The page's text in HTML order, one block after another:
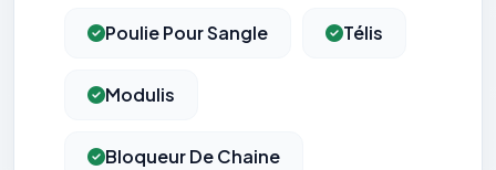
Poulie Pour Sangle Télis
Modulis
Bloqueur De Chaine